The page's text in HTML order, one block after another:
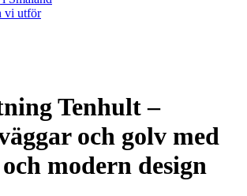
vi utför
Tenhult –
och golv med
modern design